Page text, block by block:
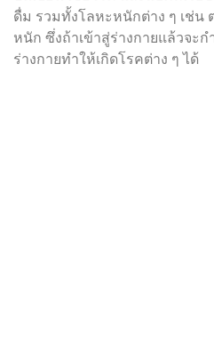
ดื่ม รวมทั้งโลหะหนักต่าง ๆ เช่น
หนัก ซึ่งถ้าเข้าสู่ร่างกายแล้วจะ
ร่างกายทำให้เกิดโรคต่าง ๆ ได้